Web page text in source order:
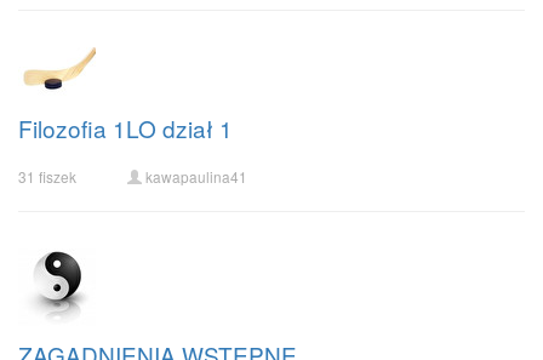
Filozofia 1LO dział 1
31 fiszek kawapaulina41